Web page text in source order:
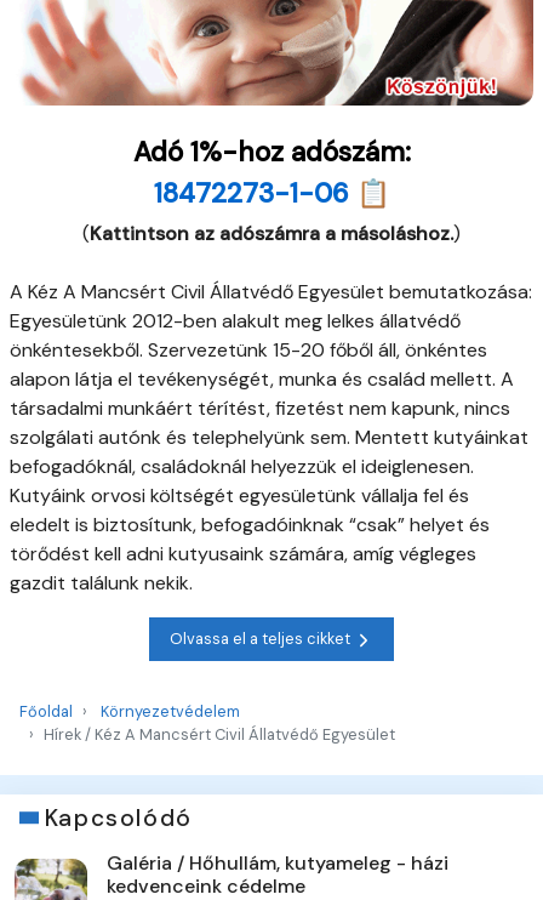
Adó 1%-hoz adószám:
18472273-1-06 📋
(Kattintson az adószámra a másoláshoz.)
A Kéz A Mancsért Civil Állatvédő Egyesület bemutatkozása:
Egyesületünk 2012-ben alakult meg lelkes állatvédő
önkéntesekből. Szervezetünk 15-20 főből áll, önkéntes
alapon látja el tevékenységét, munka és család mellett. A
társadalmi munkáért térítést, fizetést nem kapunk, nincs
szolgálati autónk és telephelyünk sem. Mentett kutyáinkat
befogadóknál, családoknál helyezzük el ideiglenesen.
Kutyáink orvosi költségét egyesületünk vállalja fel és
eledelt is biztosítunk, befogadóinknak “csak” helyet és
törődést kell adni kutyusaink számára, amíg végleges
gazdit találunk nekik.
Olvassa el a teljes cikket
Főoldal
Környezetvédelem
Hírek / Kéz A Mancsért Civil Állatvédő Egyesület
Kapcsolódó
Galéria / Hőhullám, kutyameleg - házi
kedvenceink cédelme